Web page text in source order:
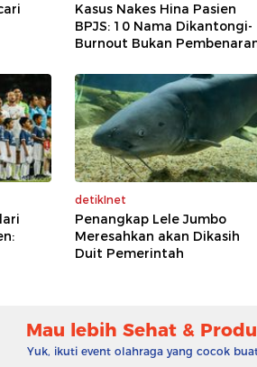
Kasus Nakes Hina Pasien
BPJS: 10 Nama Dikantongi-
Burnout Bukan
detikInet
Penangkap Lele Jumbo
Meresahkan akan Dikasih
Duit Pemerintah
Mau lebih Sehat &
Yuk, ikuti event olahraga yang cocok